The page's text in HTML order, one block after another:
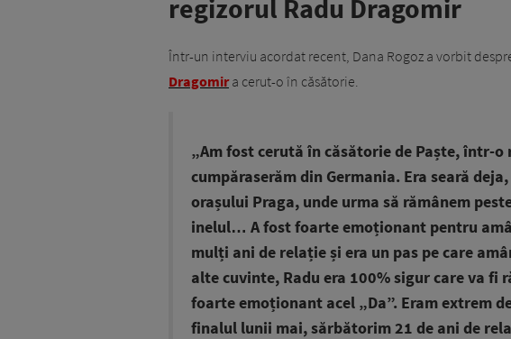
regizorul Radu Dragomir
Într-un interviu acordat recent, Dana Rogoz a vorbit
Dragomira cerut-o în căsătorie.
„Am fost cerută în căsătorie de Paște, într-
cumpăraserăm din Germania. Era seară
orașului Praga, unde urma să rămânem
inelul… A fost foarte emoționant pentru
mulți ani de relație și era un pas pe care
alte cuvinte, Radu era 100% sigur care va fi
foarte emoționant acel „Da”. Eram extrem
finalul lunii mai, sărbătorim 21 de ani de